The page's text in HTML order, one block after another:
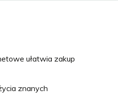
ułatwia zakup
znanych